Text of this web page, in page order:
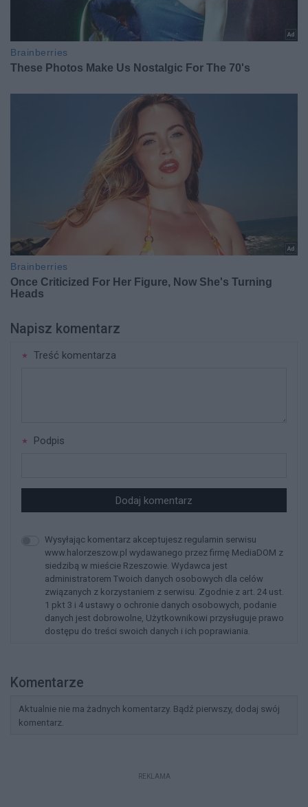
Napisz komentarz
Treść komentarza
Podpis
Dodaj komentarz
Wysyłając komentarz akceptujesz regulamin serwisu
www.halorzeszow.pl wydawanego przez firmę MediaDOM z
siedzibą w mieście Rzeszowie. Wydawca jest
administratorem Twoich danych osobowych dla celów
związanych z korzystaniem z serwisu. Zgodnie z art. 24 ust.
1 pkt 3 i 4 ustawy o ochronie danych osobowych, podanie
danych jest dobrowolne, Użytkownikowi przysługuje prawo
dostępu do treści swoich danych i ich poprawiania.
Komentarze
Aktualnie nie ma żadnych komentarzy. Bądź pierwszy, dodaj swój
komentarz.
REKLAMA